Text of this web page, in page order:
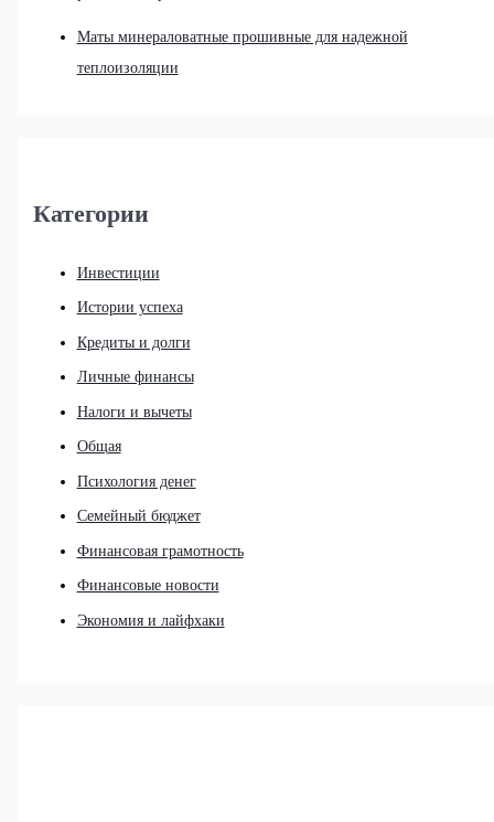
Маты минераловатные прошивные для надежной
теплоизоляции
Категории
Инвестиции
Истории успеха
Кредиты и долги
Личные финансы
Налоги и вычеты
Общая
Психология денег
Семейный бюджет
Финансовая грамотность
Финансовые новости
Экономия и лайфхаки